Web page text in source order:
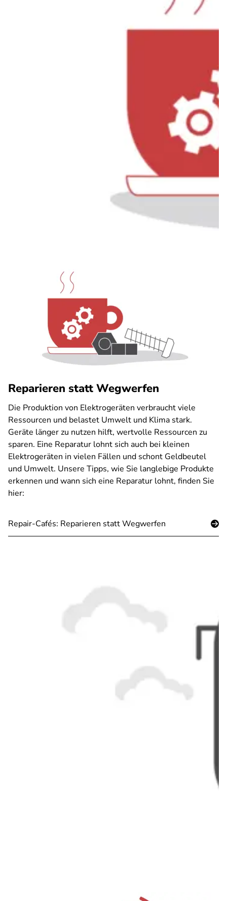
Reparieren statt Wegwerfen
Die Produktion von Elektrogeräten verbraucht viele
Ressourcen und belastet Umwelt und Klima stark.
Geräte länger zu nutzen hilft, wertvolle Ressourcen zu
sparen. Eine Reparatur lohnt sich auch bei kleinen
Elektrogeräten in vielen Fällen und schont Geldbeutel
und Umwelt. Unsere Tipps, wie Sie langlebige Produkte
erkennen und wann sich eine Reparatur lohnt, finden Sie
hier:
Repair-Cafés: Reparieren statt Wegwerfen